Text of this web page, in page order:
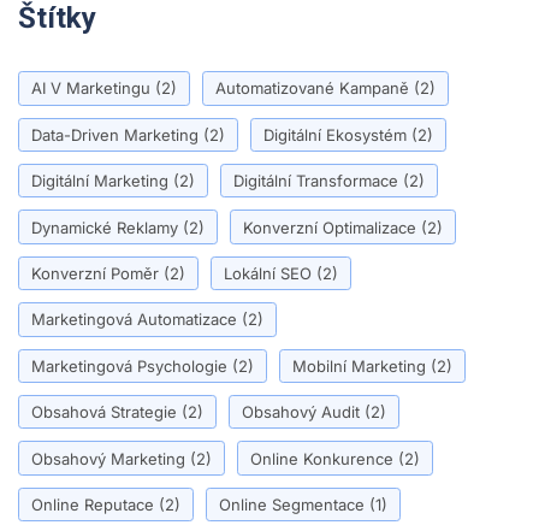
Štítky
AI V Marketingu (2) Automatizované Kampaně (2)
Data-Driven Marketing (2) Digitální Ekosystém (2)
Digitální Marketing (2) Digitální Transformace (2)
Dynamické Reklamy (2) Konverzní Optimalizace (2)
Konverzní Poměr (2) Lokální SEO (2)
Marketingová Automatizace (2)
Marketingová Psychologie (2) Mobilní Marketing (2)
Obsahová Strategie (2) Obsahový Audit (2)
Obsahový Marketing (2) Online Konkurence (2)
Online Reputace (2) Online Segmentace (1)